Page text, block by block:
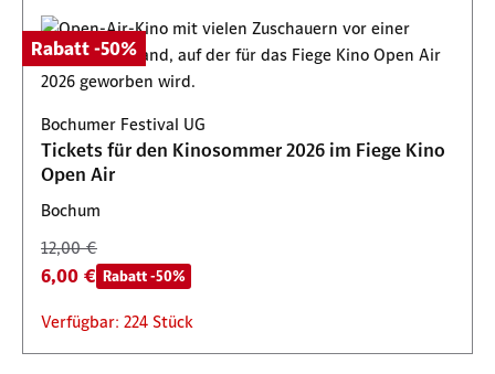
Rabatt -50%
Bochumer Festival UG
Tickets für den Kinosommer 2026 im Fiege Kino
Open Air
Bochum
12,00 €
6,00 € Rabatt -50%
Verfügbar: 224 Stück